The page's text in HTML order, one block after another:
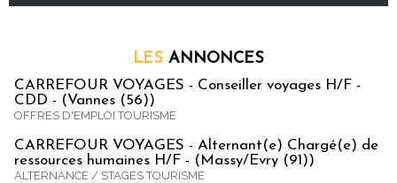
LES ANNONCES
CARREFOUR VOYAGES - Conseiller voyages H/F -
CDD - (Vannes (56))
OFFRES D'EMPLOI TOURISME
CARREFOUR VOYAGES - Alternant(e) Chargé(e) de
ressources humaines H/F - (Massy/Evry (91))
ALTERNANCE / STAGES TOURISME